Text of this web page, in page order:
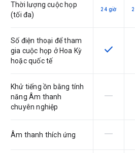
Thời lượng cuộc họp
(tối đa)
24 giờ
Số điện thoại để tham
gia cuộc họp ở Hoa Kỳ
hoặc quốc tế
SKU có
check
Khử tiếng ồn bằng tính
năng Âm thanh
chuyên nghiệp
SKU
horizontal_rule
Âm thanh thích ứng SKU
horizontal_rule